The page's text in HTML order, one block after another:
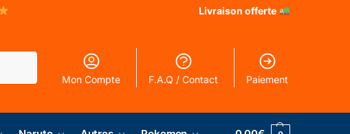
Livraison offerte
Mon Compte F.A.Q / Contact Paiement